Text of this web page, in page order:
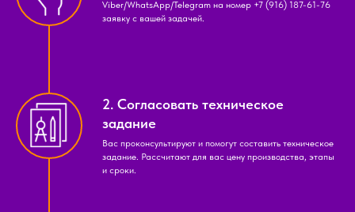
Viber/WhatsApp/Telegram на номер +7 (916) 187-61-76
заявку с вашей задачей.
2. Согласовать техническое
задание
Вас проконсультируют и помогут составить техническое
задание. Рассчитают для вас цену производства, этапы
и сроки.